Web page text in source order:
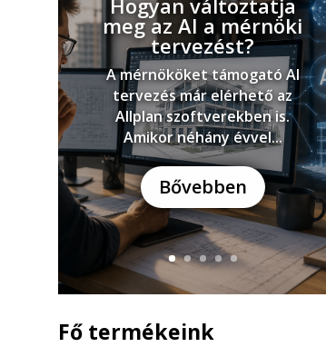
meg az AI a mérnöki
tervezést?
A mérnököket támogató AI
tervezés már elérhető az
Allplan szoftverekben is.
Amikor néhány évvel...
Bővebben
Fő termékeink